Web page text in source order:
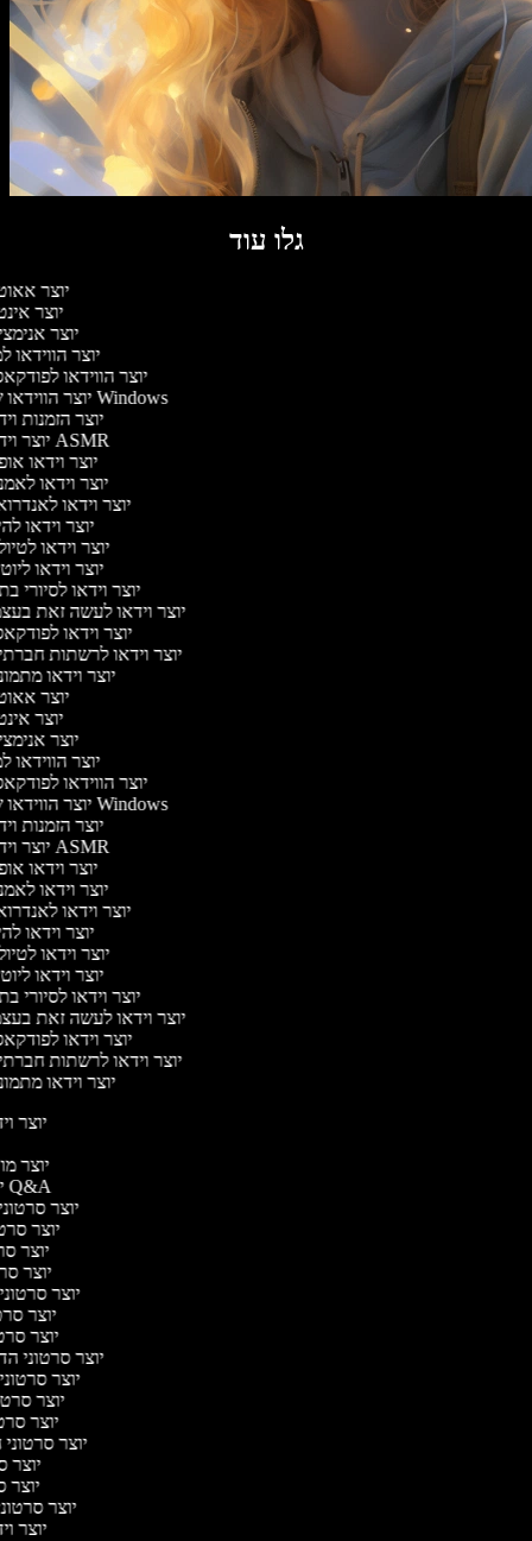
גלו עוד
יוצר
יוצר
יוצר
יוצר הווידאו
יוצר הווידאו
יוצר הווידאו של Windows
יוצר הזמנות
יוצר וידאו ASMR
יוצר וידאו
יוצר וידאו
יוצר וידאו
יוצר וידאו
יוצר וידאו
יוצר וידאו
יוצר וידאו לסיורי
יוצר וידאו לעשה זאת
יוצר וידאו
יוצר וידאו לרשתות
יוצר וידאו
יוצר
יוצר
יוצר
יוצר הווידאו
יוצר הווידאו
יוצר הווידאו של Windows
יוצר הזמנות
יוצר וידאו ASMR
יוצר וידאו
יוצר וידאו
יוצר וידאו
יוצר וידאו
יוצר וידאו
יוצר וידאו
יוצר וידאו לסיורי
יוצר וידאו לעשה זאת
יוצר וידאו
יוצר וידאו לרשתות
יוצר וידאו
יוצר
יוצר
יוצר סרטוני Q&A
יוצר
יוצר
יוצר
יוצר
יוצר
יוצר
יוצר
יוצר סרטוני
יוצר
יוצר
יוצר
יוצר
יוצר
יוצר
יוצר
יוצר